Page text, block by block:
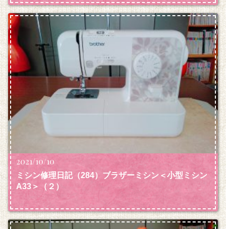
2021/10/10
ミシン修理日記（284）ブラザーミシン＜小型ミシン
A33＞（２）